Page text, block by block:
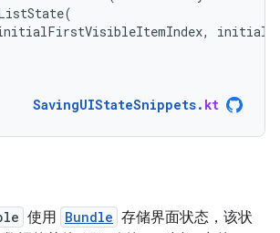
(
,
SavingUIStateSnippets. kt
使用 Bundle 存储界面状态，该状